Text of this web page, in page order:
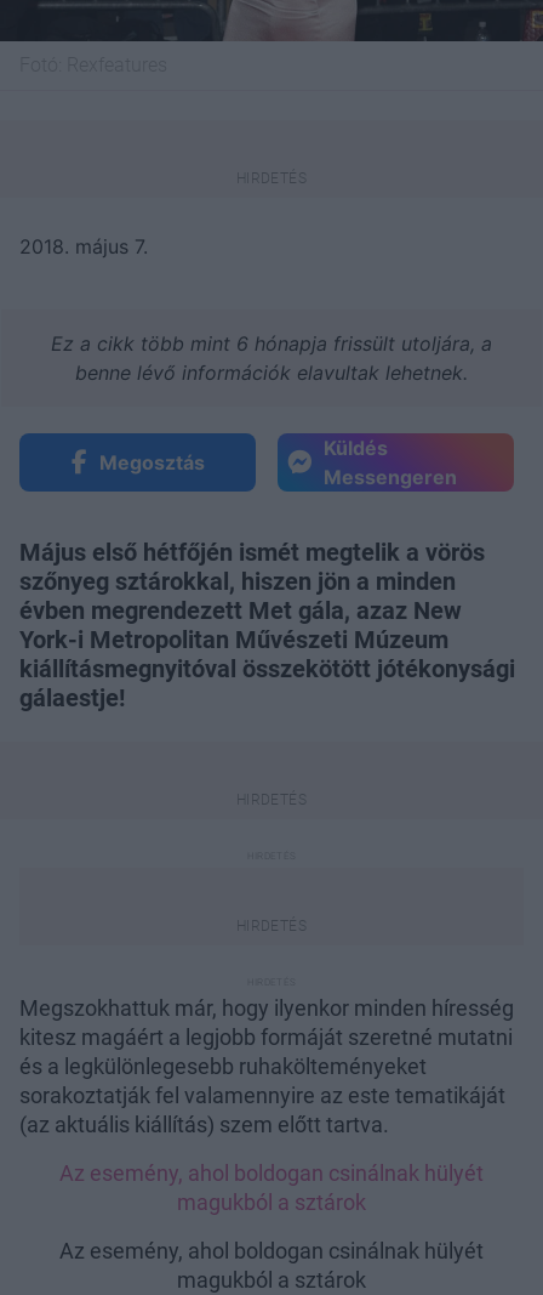
2018. május 7.
Ez a cikk több mint 6 hónapja frissült utoljára, a
benne lévő információk elavultak lehetnek.
Megosztás
Küldés
Messengeren
Május első hétfőjén ismét megtelik a vörös
szőnyeg sztárokkal, hiszen jön a minden
évben megrendezett Met gála, azaz New
York-i Metropolitan Művészeti Múzeum
kiállításmegnyitóval összekötött jótékonysági
gálaestje!
Megszokhattuk már, hogy ilyenkor minden híresség
kitesz magáért a legjobb formáját szeretné mutatni
és a legkülönlegesebb ruhakölteményeket
sorakoztatják fel valamennyire az este tematikáját
(az aktuális kiállítás) szem előtt tartva.
Az esemény, ahol boldogan csinálnak hülyét
magukból a sztárok
Az esemény, ahol boldogan csinálnak hülyét
magukból a sztárok